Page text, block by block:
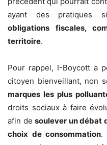
ayant des pratiques
obligations fiscales,
territoire.
Pour rappel, I-Boycott a
citoyen bienveillant, non
marques les plus
droits sociaux à faire
afin desoulever un débat
choix de consommation.